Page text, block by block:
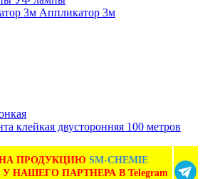
Аппликатор 3м
клейкая двусторонняя 100 метров
ПРОДУКЦИЮ SM-CHEMIE
ПАРТНЕРА В Telegram